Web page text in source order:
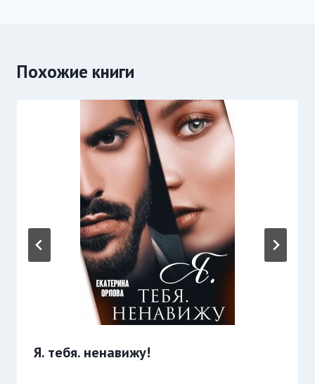
Похожие книги
Я. тебя. ненавижу!